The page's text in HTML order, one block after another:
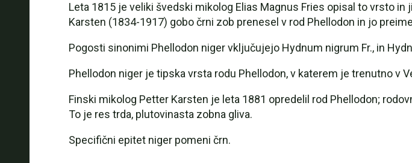
Leta 1815 je veliki švedski mikolog Elias Magnus Fries opisal to vrsto
Karsten (1834-1917) gobo črni zob prenesel v rod Phellodon in jo
Pogosti sinonimi Phellodon niger vključujejo Hydnum nigrum Fr., in
Phellodon niger je tipska vrsta rodu Phellodon, v katerem je trenutno v
Finski mikolog Petter Karsten je leta 1881 opredelil rod Phellodon;
To je res trda, plutovinasta zobna gliva.
Specifični epitet niger pomeni črn.